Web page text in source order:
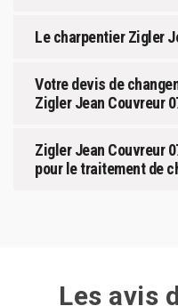
Le charpentier Zigler
Votre devis de
Zigler Jean Couvreur
Zigler Jean Couvreur
pour le traitement de
Les avis